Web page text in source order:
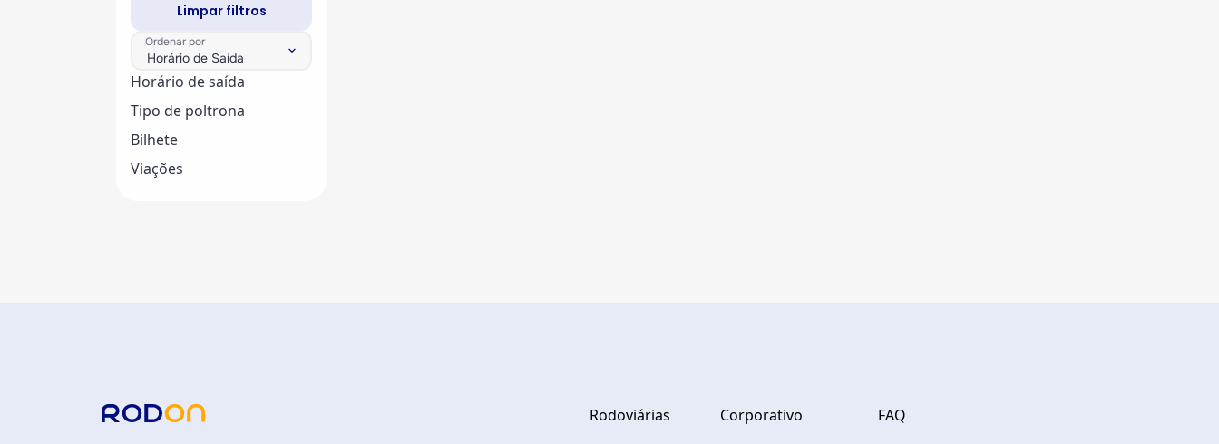
Limpar filtros
Ordenar por
Horário de Saída keyboard_arrow_down
Horário de saída
Tipo de poltrona
Bilhete
Viações
Rodoviárias Corporativo FAQ